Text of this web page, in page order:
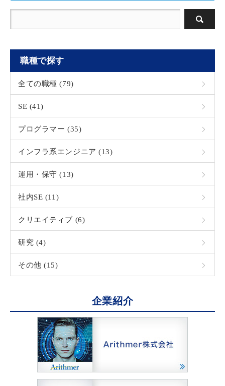
職種で探す
全ての職種 (79)
SE (41)
プログラマー (35)
インフラ系エンジニア (13)
運用・保守 (13)
社内SE (11)
クリエイティブ (6)
研究 (4)
その他 (15)
企業紹介